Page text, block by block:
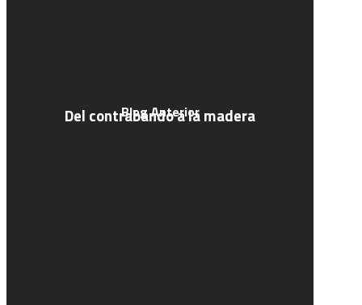
Blog Anterior
Del contrabando a la madera